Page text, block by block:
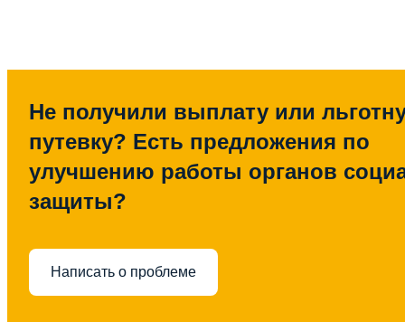
Не получили выплату или
путевку? Есть предложения по
улучшению работы органов
защиты?
Написать о проблеме